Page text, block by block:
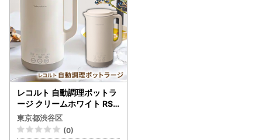
レコルト 自動調理ポットラ
ージ クリームホワイト RSY
-3(W) 【223022-1】
東京都渋谷区
(0)